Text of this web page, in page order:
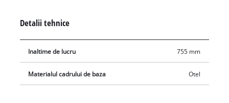
Detalii tehnice
Inaltime de lucru 755 mm
Materialul cadrului de baza Otel